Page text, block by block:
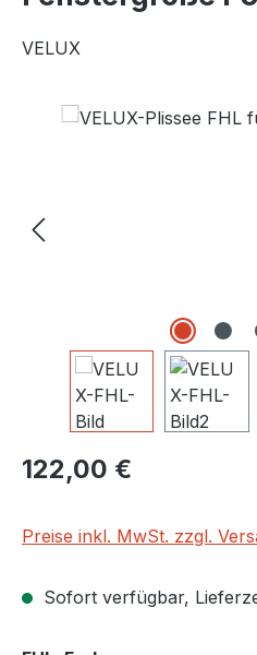
VELUX
Bildergalerie überspringen
Regulärer Preis:
122,00 €
Preise inkl. MwSt. zzgl.
Sofort verfügbar,